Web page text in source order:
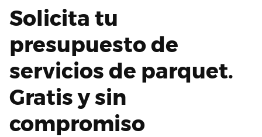
Solicita tu
presupuesto de
servicios de parquet.
Gratis y sin
compromiso